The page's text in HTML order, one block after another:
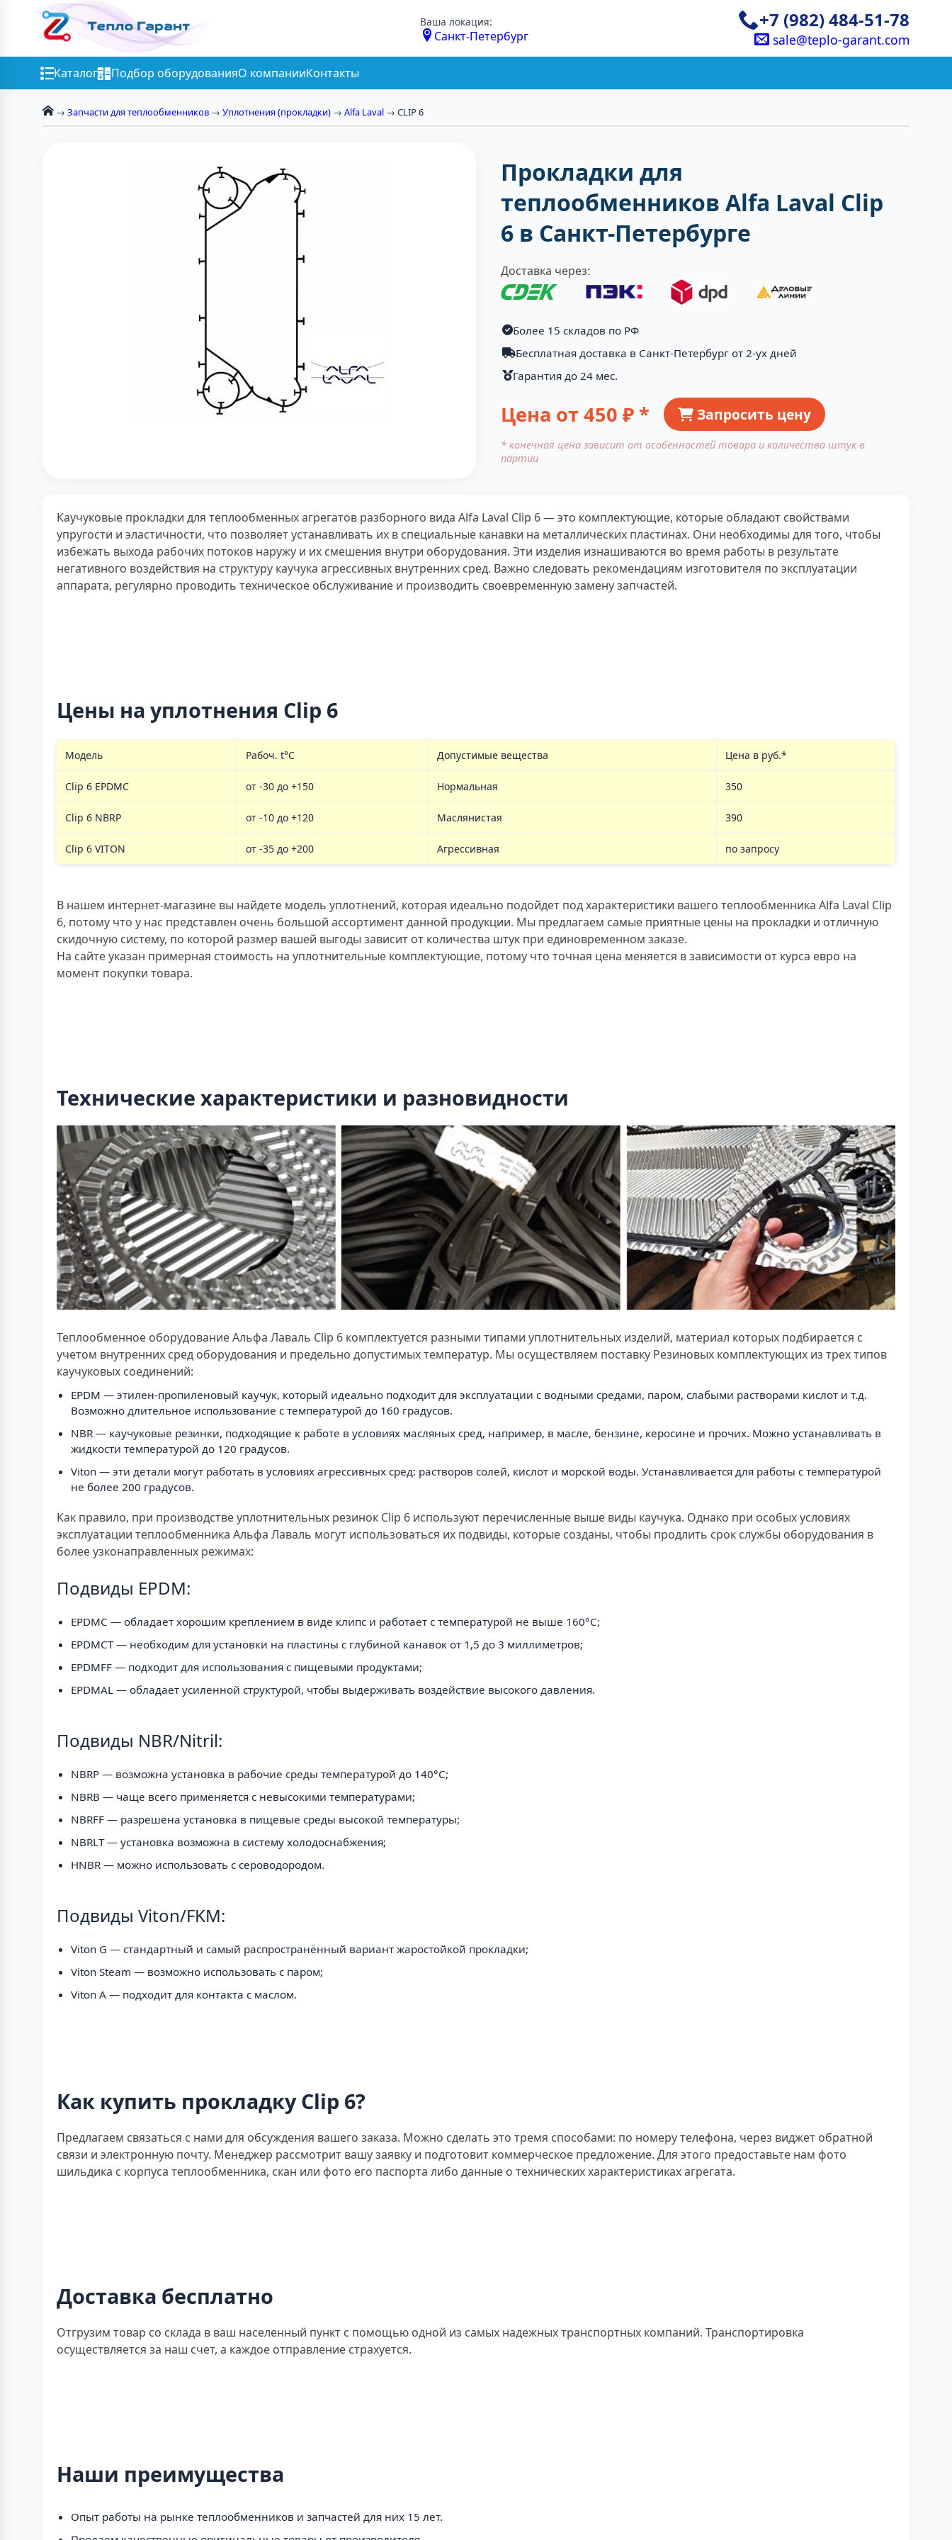
Ваша локация:
Санкт-Петербург
+7 (982) 484-51-78
sale@teplo-garant.com
Каталог Подбор оборудованияО компанииКонтакты
→ Запчасти для теплообменников → Уплотнения (прокладки) → Alfa Laval → CLIP 6
Прокладки для
теплообменников Alfa Laval Clip
6 в Санкт-Петербурге
Доставка через:
Более 15 складов по РФ
Бесплатная доставка в Санкт-Петербург от 2-ух дней
Гарантия до 24 мес.
Цена от450 ₽ * Запросить цену
* конечная цена зависит от особенностей товара и количества штук в
партии
Каучуковые прокладки для теплообменных агрегатов разборного вида Alfa Laval Clip 6 — это комплектующие, которые обладают свойствами
упругости и эластичности, что позволяет устанавливать их в специальные канавки на металлических пластинах. Они необходимы для того, чтобы
избежать выхода рабочих потоков наружу и их смешения внутри оборудования. Эти изделия изнашиваются во время работы в результате
негативного воздействия на структуру каучука агрессивных внутренних сред. Важно следовать рекомендациям изготовителя по эксплуатации
аппарата, регулярно проводить техническое обслуживание и производить своевременную замену запчастей.
Цены на уплотнения Clip 6
Модель Рабоч. t°C Допустимые вещества Цена в руб.*
Clip 6 EPDMC от -30 до +150 Нормальная 350
Clip 6 NBRP от -10 до +120 Маслянистая 390
Clip 6 VITON от -35 до +200 Агрессивная по запросу
В нашем интернет-магазине вы найдете модель уплотнений, которая идеально подойдет под характеристики вашего теплообменника Alfa Laval Clip
6, потому что у нас представлен очень большой ассортимент данной продукции. Мы предлагаем самые приятные цены на прокладки и отличную
скидочную систему, по которой размер вашей выгоды зависит от количества штук при единовременном заказе.
На сайте указан примерная стоимость на уплотнительные комплектующие, потому что точная цена меняется в зависимости от курса евро на
момент покупки товара.
Технические характеристики и разновидности
Теплообменное оборудование Альфа Лаваль Clip 6 комплектуется разными типами уплотнительных изделий, материал которых подбирается с
учетом внутренних сред оборудования и предельно допустимых температур. Мы осуществляем поставку Резиновых комплектующих из трех типов
каучуковых соединений:
EPDM — этилен-пропиленовый каучук, который идеально подходит для эксплуатации с водными средами, паром, слабыми растворами кислот и т.д.
Возможно длительное использование с температурой до 160 градусов.
NBR — каучуковые резинки, подходящие к работе в условиях масляных сред, например, в масле, бензине, керосине и прочих. Можно устанавливать в
жидкости температурой до 120 градусов.
Viton — эти детали могут работать в условиях агрессивных сред: растворов солей, кислот и морской воды. Устанавливается для работы с температурой
не более 200 градусов.
Как правило, при производстве уплотнительных резинок Clip 6 используют перечисленные выше виды каучука. Однако при особых условиях
эксплуатации теплообменника Альфа Лаваль могут использоваться их подвиды, которые созданы, чтобы продлить срок службы оборудования в
более узконаправленных режимах:
Подвиды EPDM:
EPDMC — обладает хорошим креплением в виде клипс и работает с температурой не выше 160°C;
EPDMCT — необходим для установки на пластины с глубиной канавок от 1,5 до 3 миллиметров;
EPDMFF — подходит для использования с пищевыми продуктами;
EPDMAL — обладает усиленной структурой, чтобы выдерживать воздействие высокого давления.
Подвиды NBR/Nitril:
NBRP — возможна установка в рабочие среды температурой до 140°C;
NBRB — чаще всего применяется с невысокими температурами;
NBRFF — разрешена установка в пищевые среды высокой температуры;
NBRLT — установка возможна в систему холодоснабжения;
HNBR — можно использовать с сероводородом.
Подвиды Viton/FKM:
Viton G — стандартный и самый распространённый вариант жаростойкой прокладки;
Viton Steam — возможно использовать с паром;
Viton A — подходит для контакта с маслом.
Как купить прокладку Clip 6?
Предлагаем связаться с нами для обсуждения вашего заказа. Можно сделать это тремя способами: по номеру телефона, через виджет обратной
связи и электронную почту. Менеджер рассмотрит вашу заявку и подготовит коммерческое предложение. Для этого предоставьте нам фото
шильдика с корпуса теплообменника, скан или фото его паспорта либо данные о технических характеристиках агрегата.
Доставка бесплатно
Отгрузим товар со склада в ваш населенный пункт с помощью одной из самых надежных транспортных компаний. Транспортировка
осуществляется за наш счет, а каждое отправление страхуется.
Наши преимущества
Опыт работы на рынке теплообменников и запчастей для них 15 лет.